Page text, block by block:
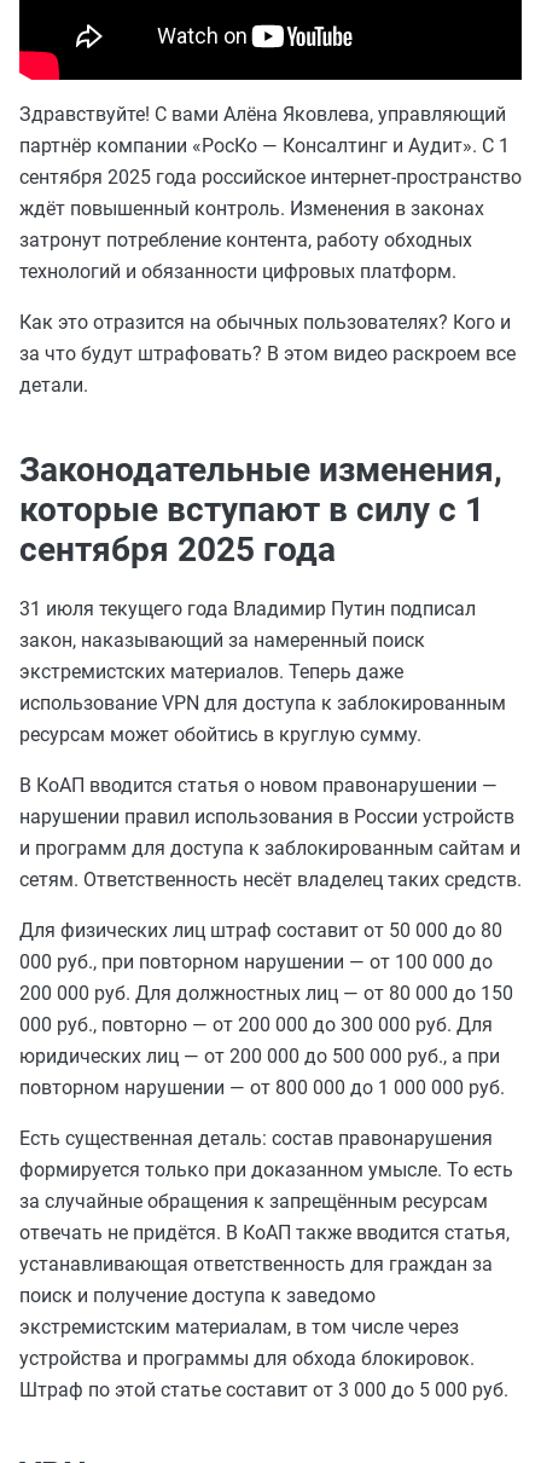
Здравствуйте! С вами Алёна Яковлева, управляющий
партнёр компании «РосКо — Консалтинг и Аудит». С 1
сентября 2025 года российское интернет-пространство
ждёт повышенный контроль. Изменения в законах
затронут потребление контента, работу обходных
технологий и обязанности цифровых платформ.
Как это отразится на обычных пользователях? Кого и
за что будут штрафовать? В этом видео раскроем все
детали.
Законодательные изменения,
которые вступают в силу с 1
сентября 2025 года
31 июля текущего года Владимир Путин подписал
закон, наказывающий за намеренный поиск
экстремистских материалов. Теперь даже
использование VPN для доступа к заблокированным
ресурсам может обойтись в круглую сумму.
В КоАП вводится статья о новом правонарушении —
нарушении правил использования в России устройств
и программ для доступа к заблокированным сайтам и
сетям. Ответственность несёт владелец таких средств.
Для физических лиц штраф составит от 50 000 до 80
000 руб., при повторном нарушении — от 100 000 до
200 000 руб. Для должностных лиц — от 80 000 до 150
000 руб., повторно — от 200 000 до 300 000 руб. Для
юридических лиц — от 200 000 до 500 000 руб., а при
повторном нарушении — от 800 000 до 1 000 000 руб.
Есть существенная деталь: состав правонарушения
формируется только при доказанном умысле. То есть
за случайные обращения к запрещённым ресурсам
отвечать не придётся. В КоАП также вводится статья,
устанавливающая ответственность для граждан за
поиск и получение доступа к заведомо
экстремистским материалам, в том числе через
устройства и программы для обхода блокировок.
Штраф по этой статье составит от 3 000 до 5 000 руб.